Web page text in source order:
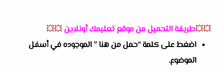
💥💥طريقة التحميل من موقع تعليمك أونلاين💥💥
اضغط على كلمة “حمل من هنا ” الموجوده في أسفل
الموضوع.